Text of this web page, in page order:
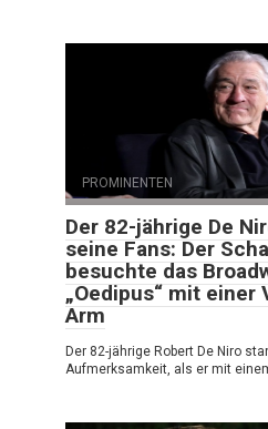
PROMINENTEN
Der 82-jährige De
seine Fans: Der
besuchte das
„Oedipus“ mit einer
Arm
Der 82-jährige Robert De Niro
Aufmerksamkeit, als er mit